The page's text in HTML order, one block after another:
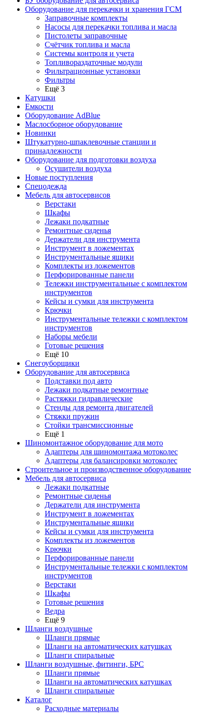
Оборудование для перекачки и хранения ГСМ
Заправочные комплекты
Насосы для перекачки топлива и масла
Пистолеты заправочные
Счётчик топлива и масла
Системы контроля и учета
Топливораздаточные модули
Фильтрационные установки
Фильтры
Ещё 3
Катушки
Емкости
Оборудование AdBlue
Маслосборное оборудование
Новинки
Штукатурно-шпаклевочные станции и
принадлежности
Оборудование для подготовки воздуха
Осушители воздуха
Новые поступления
Спецодежда
Мебель для автосервисов
Верстаки
Шкафы
Лежаки подкатные
Ремонтные сиденья
Держатели для инструмента
Инструмент в ложементах
Инструментальные ящики
Комплекты из ложементов
Перфорированные панели
Тележки инструментальные с комплектом
инструментов
Кейсы и сумки для инструмента
Крючки
Инструментальные тележки с комплектом
инструментов
Наборы мебели
Готовые решения
Ещё 10
Снегоуборщики
Оборудование для автосервиса
Подставки под авто
Лежаки подкатные ремонтные
Растяжки гидравлические
Стенды для ремонта двигателей
Стяжки пружин
Стойки трансмиссионные
Ещё 1
Шиномонтажное оборудование для мото
Адаптеры для шиномонтажа мотоколес
Адаптеры для балансировки мотоколес
Строительное и производственное оборудование
Мебель для автосервиса
Лежаки подкатные
Ремонтные сиденья
Держатели для инструмента
Инструмент в ложементах
Инструментальные ящики
Кейсы и сумки для инструмента
Комплекты из ложементов
Крючки
Перфорированные панели
Инструментальные тележки с комплектом
инструментов
Верстаки
Шкафы
Готовые решения
Ведра
Ещё 9
Шланги воздушные
Шланги прямые
Шланги на автоматических катушках
Шланги спиральные
Шланги воздушные, фитинги, БРС
Шланги прямые
Шланги на автоматических катушках
Шланги спиральные
Каталог
Расходные материалы